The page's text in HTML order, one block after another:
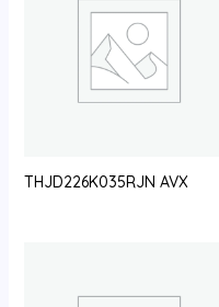
THJD226K035RJN AVX